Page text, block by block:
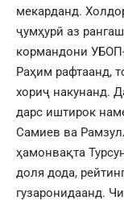
мекарданд.
ҷумҳурӣ аз
кормандони
Раҳим рафтаанд,
хориҷ накунанд.
дарс иштирок
Самиев ва
ҳамонвақта
доля дода,
гузаронидаанд.